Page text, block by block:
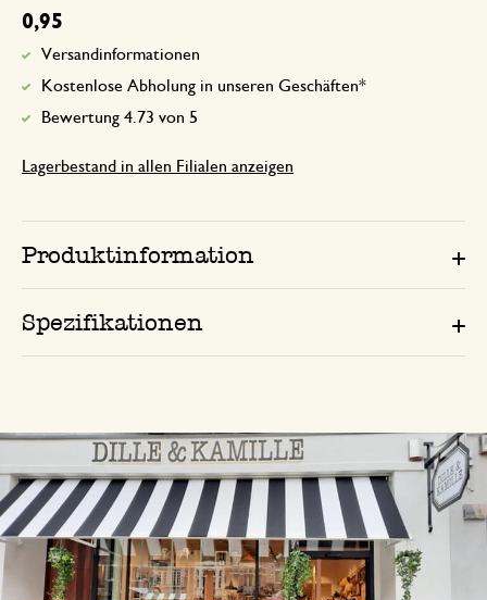
0,95
Versandinformationen
Kostenlose Abholung in unseren Geschäften*
Bewertung 4.73 von 5
Lagerbestand in allen Filialen anzeigen
Produktinformation
Spezifikationen